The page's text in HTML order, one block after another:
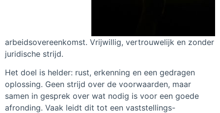
arbeidsovereenkomst. Vrijwillig, vertrouwelijk en zonder
juridische strijd.
Het doel is helder: rust, erkenning en een gedragen
oplossing. Geen strijd over de voorwaarden, maar
samen in gesprek over wat nodig is voor een goede
afronding. Vaak leidt dit tot een vaststellings-